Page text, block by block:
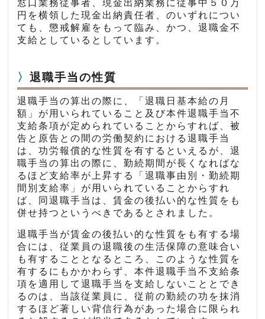
窓口業務従事者、現金出納業務に従事中５０万
円を横領した現金出納責任者、のいずれについ
ても、懲戒解雇をもって臨み、かつ、退職金不
支給としているとしています。
退職手当の性質
退職手当の算出の際に、「退職日基本給の月
額」が用いられていること及び本件退職手当不
支給条項が定められていることからすれば、被
告と原告との間の労働契約における退職手当
は、功労報償的な性質を有するといえるが、退
職手当の算出の際に、勤続期間が長くなればな
るほど支給率が上昇する「退職事由別・勤続期
間別支給率」が用いられていることからすれ
ば、同退職手当は、賃金の後払い的な性質をも
併せ持つというべきであるとされました。
退職手当が賃金の後払い的な性質をも有する場
合には、従業員の退職後の生活保障の意味合い
も有することとなるところ、このような性質を
有するにもかかわらず、本件退職手当不支給条
項を適用して退職手当を支給しないこととでき
るのは、当該従業員に、従前の勤続の功を抹消
するほど著しい背信行為があった場合に限られ